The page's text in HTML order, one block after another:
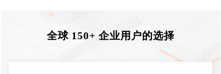
全球 150+ 企业用户的选择